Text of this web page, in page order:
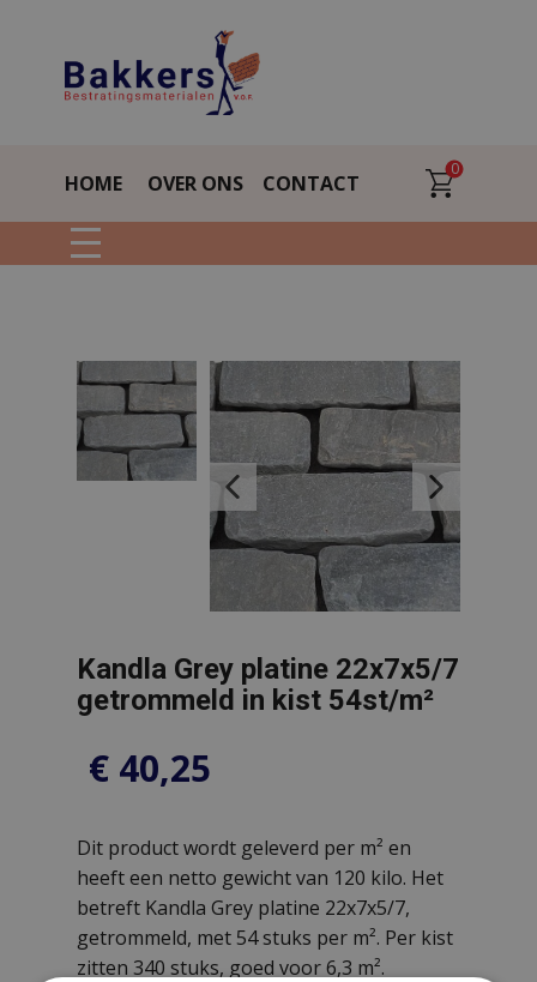
HOME CONTACT
OVER ONS
0
Kandla Grey platine 22x7x5/7
getrommeld in kist 54st/m²
€ 40,25
Dit product wordt geleverd per m² en
heeft een netto gewicht van 120 kilo. Het
betreft Kandla Grey platine 22x7x5/7,
getrommeld, met 54 stuks per m². Per kist
zitten 340 stuks, goed voor 6,3 m².